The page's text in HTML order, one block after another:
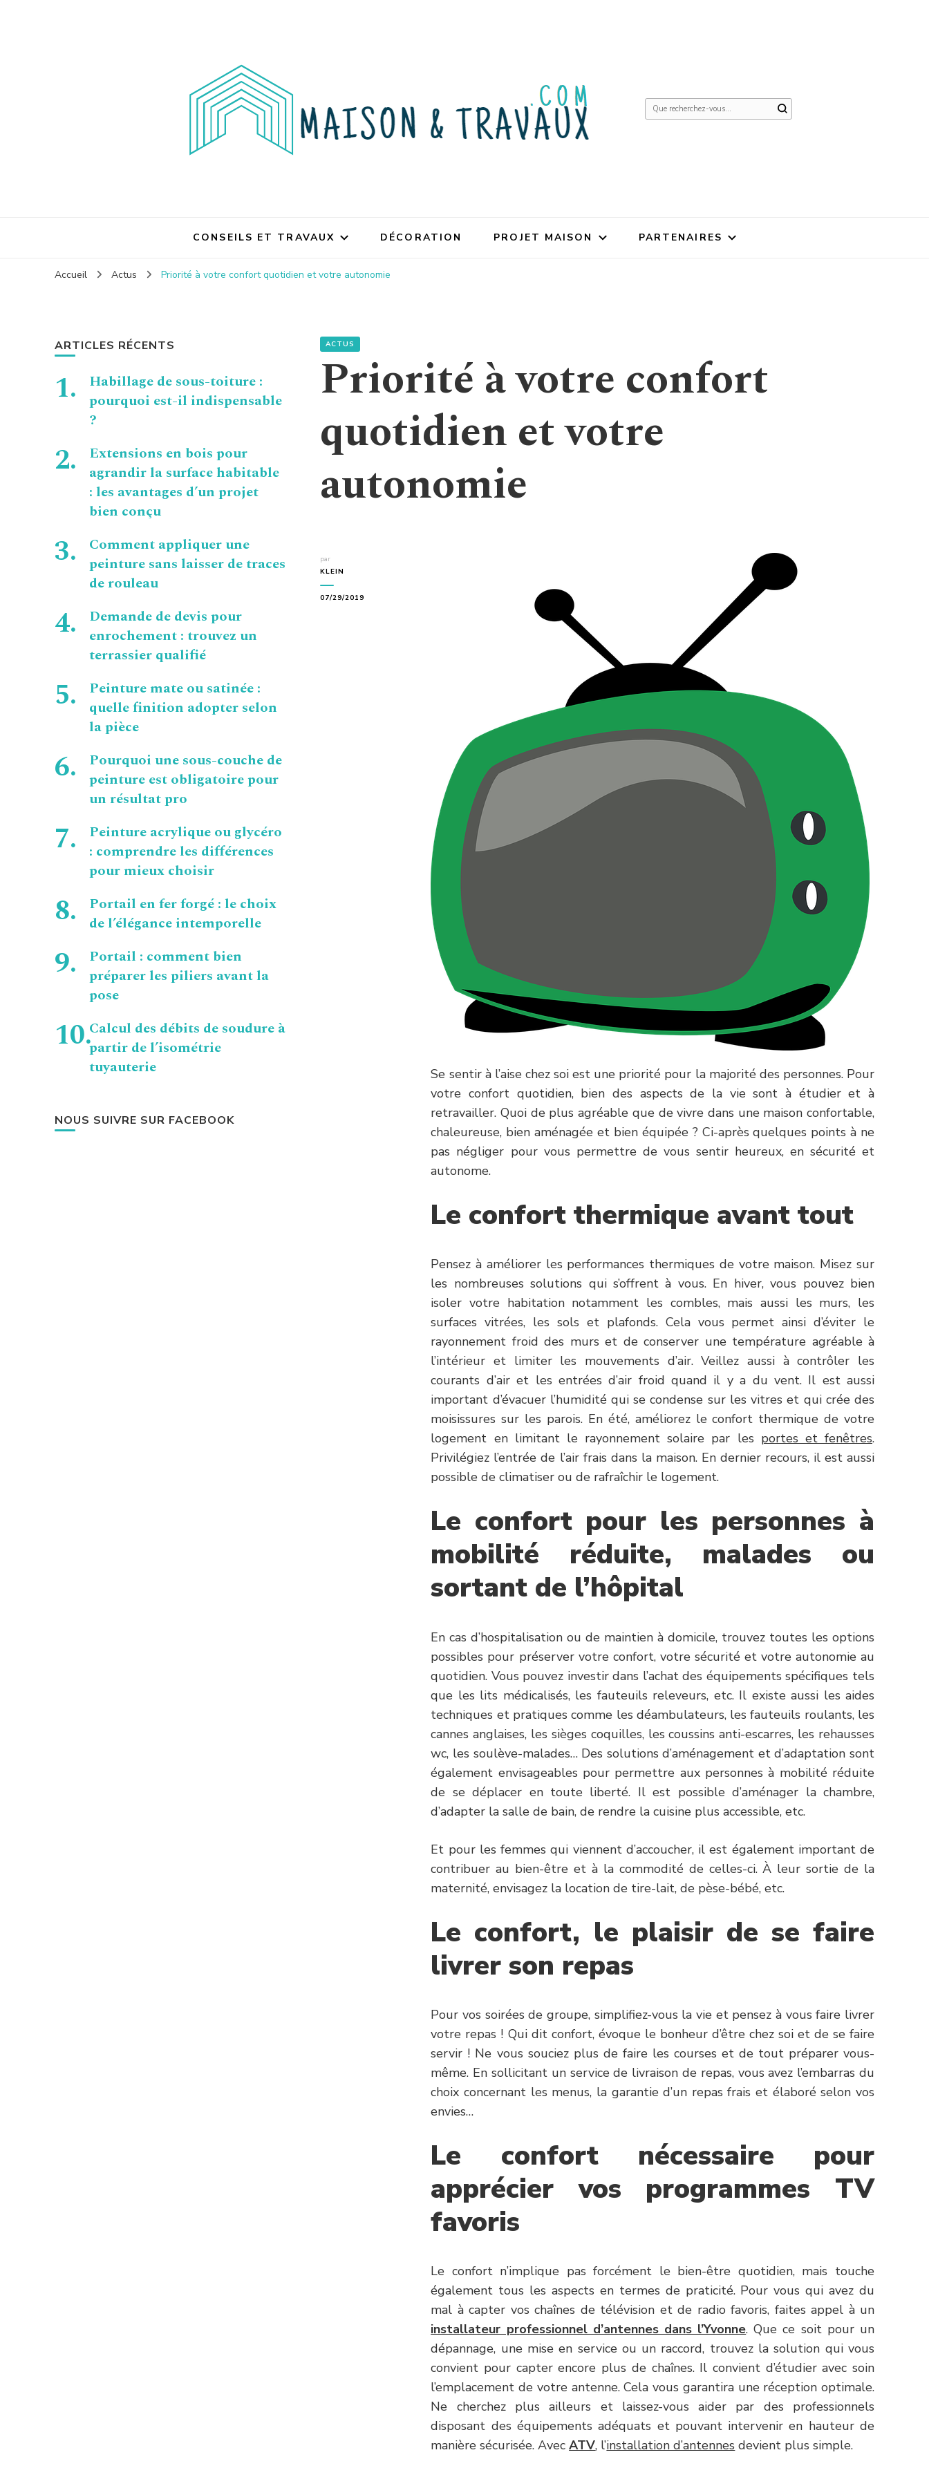
Vous
CONSEILS ET TRAVAUX DÉCORATION PROJET MAISON PARTENAIRES
Accueil Actus Priorité à votre confort quotidien et votre autonomie
ACTUS
Priorité à votre confort
quotidien et votre
autonomie
par
KLEIN
07/29/2019
Se sentir à l’aise chez soi est une priorité pour la majorité des personnes. Pour
votre confort quotidien, bien des aspects de la vie sont à étudier et à
retravailler. Quoi de plus agréable que de vivre dans une maison confortable,
chaleureuse, bien aménagée et bien équipée ? Ci-après quelques points à ne
pas négliger pour vous permettre de vous sentir heureux, en sécurité et
autonome.
Le confort thermique avant tout
Pensez à améliorer les performances thermiques de votre maison. Misez sur
les nombreuses solutions qui s’offrent à vous. En hiver, vous pouvez bien
isoler votre habitation notamment les combles, mais aussi les murs, les
surfaces vitrées, les sols et plafonds. Cela vous permet ainsi d’éviter le
rayonnement froid des murs et de conserver une température agréable à
l’intérieur et limiter les mouvements d’air. Veillez aussi à contrôler les
courants d’air et les entrées d’air froid quand il y a du vent. Il est aussi
important d’évacuer l’humidité qui se condense sur les vitres et qui crée des
moisissures sur les parois. En été, améliorez le confort thermique de votre
logement en limitant le rayonnement solaire par les portes et fenêtres.
Privilégiez l’entrée de l’air frais dans la maison. En dernier recours, il est aussi
possible de climatiser ou de rafraîchir le logement.
Le confort pour les personnes à
mobilité réduite, malades ou
sortant de l’hôpital
En cas d’hospitalisation ou de maintien à domicile, trouvez toutes les options
possibles pour préserver votre confort, votre sécurité et votre autonomie au
quotidien. Vous pouvez investir dans l’achat des équipements spécifiques tels
que les lits médicalisés, les fauteuils releveurs, etc. Il existe aussi les aides
techniques et pratiques comme les déambulateurs, les fauteuils roulants, les
cannes anglaises, les sièges coquilles, les coussins anti-escarres, les rehausses
wc, les soulève-malades… Des solutions d’aménagement et d’adaptation sont
également envisageables pour permettre aux personnes à mobilité réduite
de se déplacer en toute liberté. Il est possible d’aménager la chambre,
d’adapter la salle de bain, de rendre la cuisine plus accessible, etc.
Et pour les femmes qui viennent d’accoucher, il est également important de
contribuer au bien-être et à la commodité de celles-ci. À leur sortie de la
maternité, envisagez la location de tire-lait, de pèse-bébé, etc.
Le confort, le plaisir de se faire
livrer son repas
Pour vos soirées de groupe, simplifiez-vous la vie et pensez à vous faire livrer
votre repas ! Qui dit confort, évoque le bonheur d’être chez soi et de se faire
servir ! Ne vous souciez plus de faire les courses et de tout préparer vous-
même. En sollicitant un service de livraison de repas, vous avez l’embarras du
choix concernant les menus, la garantie d’un repas frais et élaboré selon vos
envies…
Le confort nécessaire pour
apprécier vos programmes TV
favoris
Le confort n’implique pas forcément le bien-être quotidien, mais touche
également tous les aspects en termes de praticité. Pour vous qui avez du
mal à capter vos chaînes de télévision et de radio favoris, faites appel à un
installateur professionnel d’antennes dans l’Yvonne. Que ce soit pour un
dépannage, une mise en service ou un raccord, trouvez la solution qui vous
convient pour capter encore plus de chaînes. Il convient d’étudier avec soin
l’emplacement de votre antenne. Cela vous garantira une réception optimale.
Ne cherchez plus ailleurs et laissez-vous aider par des professionnels
disposant des équipements adéquats et pouvant intervenir en hauteur de
manière sécurisée. AvecATV, l’installation d’antennes devient plus simple.
ARTICLES RÉCENTS
Habillage de sous-toiture :
pourquoi est-il indispensable
?
Extensions en bois pour
agrandir la surface habitable
: les avantages d’un projet
bien conçu
Comment appliquer une
peinture sans laisser de traces
de rouleau
Demande de devis pour
enrochement : trouvez un
terrassier qualifié
Peinture mate ou satinée :
quelle finition adopter selon
la pièce
Pourquoi une sous-couche de
peinture est obligatoire pour
un résultat pro
Peinture acrylique ou glycéro
: comprendre les différences
pour mieux choisir
Portail en fer forgé : le choix
de l’élégance intemporelle
Portail : comment bien
préparer les piliers avant la
pose
Calcul des débits de soudure à
partir de l’isométrie
tuyauterie
NOUS SUIVRE SUR FACEBOOK